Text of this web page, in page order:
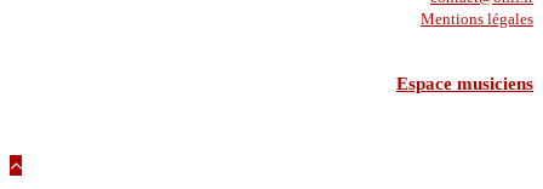
Mentions légales
Espace musiciens